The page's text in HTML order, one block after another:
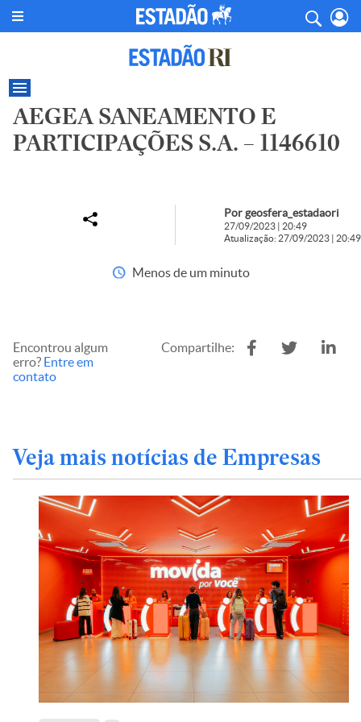
AEGEA SANEAMENTO E
PARTICIPAÇÕES S.A. – 1146610
Por geosfera_estadaori
27/09/2023 | 20:49
Atualização: 27/09/2023 | 20:49
Menos de um minuto
Encontrou algum
erro? Entre em
contato
Compartilhe:
Veja mais notícias de Empresas